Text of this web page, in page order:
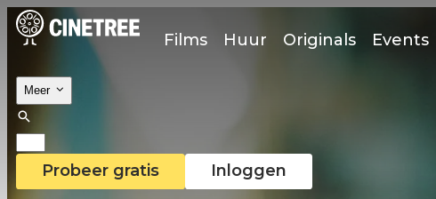
Films Huur Originals Events
Meer
Probeer gratis Inloggen